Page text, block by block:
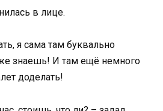
в лице.
я сама там буквально
знаешь! И там ещё немного
доделать!